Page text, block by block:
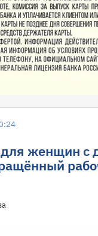
для женщин с